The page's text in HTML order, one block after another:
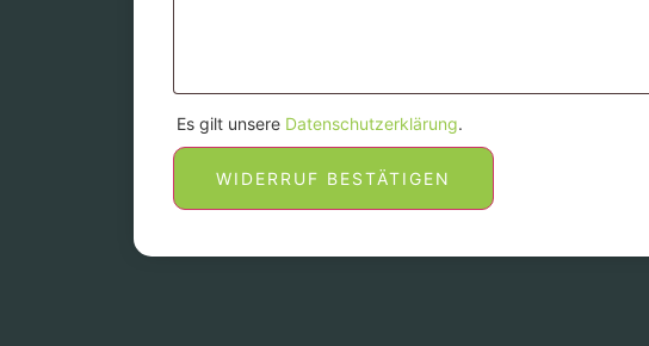
Es gilt unsere Datenschutzerklärung.
WIDERRUF BESTÄTIGEN